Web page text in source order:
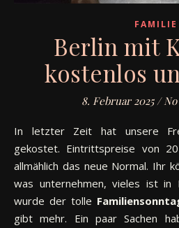
FAMILIE
Berlin mit
kostenlos
8. Februar 2025 /
In letzter Zeit hat unsere Freizeitgestaltung einiges
gekostet. Eintrittspreise von
allmählich das neue Normal. Ihr
was unternehmen, vieles ist in
wurde der tolle
gibt mehr. Ein paar Sachen